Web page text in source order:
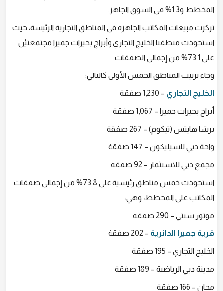
المخطط و1.3% في السوق الجاهز.
تركزت مبيعات المكاتب الجاهزة في المناطق التجارية الرئيسة، حيث
استحوذت منطقتا الخليج التجاري وأبراج بحيرات جميرا مجتمعتيْن
على 73.1% من إجمالي الصفقات.
وجاء ترتيب المناطق الخمس الأولى كالتالي:
الخليج التجاري – 1,230 صفقة
أبراج بحيرات جميرا – 1,067 صفقة
برشا هايتس (تيكوم) – 267 صفقة
واحة دبي للسيليكون – 147 صفقة
مجمع دبي للاستثمار – 92 صفقة
استحوذت خمس مناطق رئيسية على 73.8% من إجمالي صفقات
المكاتب على المخطط، وهي:
موتور سيتي – 290 صفقة
قرية جميرا الدائرية – 202 صفقة
الخليج التجاري – 195 صفقة
مدينة دبي الرياضية – 189 صفقة
مجان – 166 صفقة